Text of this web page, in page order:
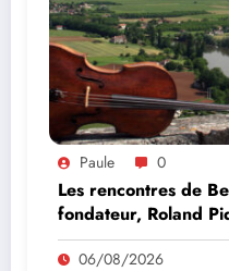
Paule 0
Les rencontres de
fondateur, Roland
le vendredi 07 août
06/08/2026